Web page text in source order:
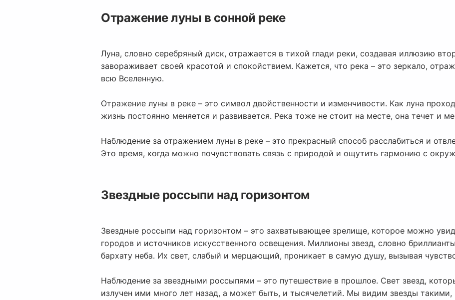
Отражение луны в сонной реке
Луна, словно серебряный диск, отражается в тихой глади реки, создавая иллюзию
завораживает своей красотой и спокойствием. Кажется, что река – это зеркало,
всю Вселенную.
Отражение луны в реке – это символ двойственности и изменчивости. Как луна
жизнь постоянно меняется и развивается. Река тоже не стоит на месте, она течет и
Наблюдение за отражением луны в реке – это прекрасный способ расслабиться и
Это время, когда можно почувствовать связь с природой и ощутить гармонию с
Звездные россыпи над горизонтом
Звездные россыпи над горизонтом – это захватывающее зрелище, которое можно
городов и источников искусственного освещения. Миллионы звезд, словно
бархату неба. Их свет, слабый и мерцающий, проникает в самую душу, вызывая
Наблюдение за звездными россыпями – это путешествие в прошлое. Свет звезд,
излучен ими много лет назад, а может быть, и тысячелетий. Мы видим звезды